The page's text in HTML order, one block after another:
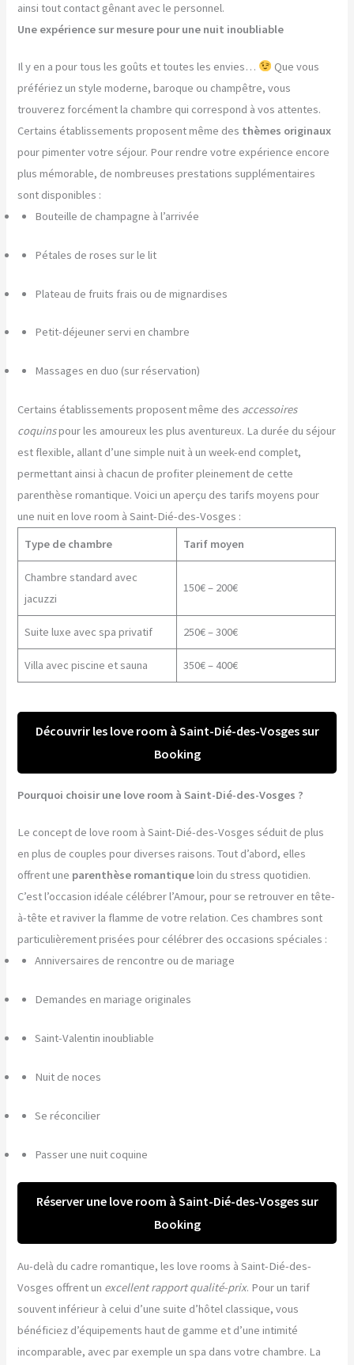
ainsi tout contact gênant avec le personnel.
Une expérience sur mesure pour une nuit inoubliable
Il y en a pour tous les goûts et toutes les envies…
Que vous
préfériez un style moderne, baroque ou champêtre, vous
trouverez forcément la chambre qui correspond à vos attentes.
Certains établissements proposent même des thèmes originaux
pour pimenter votre séjour. Pour rendre votre expérience encore
plus mémorable, de nombreuses prestations supplémentaires
sont disponibles :
Bouteille de champagne à l’arrivée
Pétales de roses sur le lit
Plateau de fruits frais ou de mignardises
Petit-déjeuner servi en chambre
Massages en duo (sur réservation)
Certains établissements proposent même des accessoires
coquinspour les amoureux les plus aventureux. La durée du séjour
est flexible, allant d’une simple nuit à un week-end complet,
permettant ainsi à chacun de profiter pleinement de cette
parenthèse romantique. Voici un aperçu des tarifs moyens pour
une nuit en love room à Saint-Dié-des-Vosges :
Type de chambre
Tarif moyen
Chambre standard avec
jacuzzi
150€ – 200€
Suite luxe avec spa privatif 250€ – 300€
Villa avec piscine et sauna 350€ – 400€
Découvrir les love room à Saint-Dié-des-Vosges sur
Booking
Pourquoi choisir une love room à Saint-Dié-des-Vosges ?
Le concept de love room à Saint-Dié-des-Vosges séduit de plus
en plus de couples pour diverses raisons. Tout d’abord, elles
offrent une parenthèse romantiqueloin du stress quotidien.
C’est l’occasion idéale célébrer l’Amour, pour se retrouver en tête-
à-tête et raviver la flamme de votre relation. Ces chambres sont
particulièrement prisées pour célébrer des occasions spéciales :
Anniversaires de rencontre ou de mariage
Demandes en mariage originales
Saint-Valentin inoubliable
Nuit de noces
Se réconcilier
Passer une nuit coquine
Réserver une love room à Saint-Dié-des-Vosges sur
Booking
Au-delà du cadre romantique, les love rooms à Saint-Dié-des-
Vosges offrent un excellent rapport qualité-prix. Pour un tarif
souvent inférieur à celui d’une suite d’hôtel classique, vous
bénéficiez d’équipements haut de gamme et d’une intimité
incomparable, avec par exemple un spa dans votre chambre. La